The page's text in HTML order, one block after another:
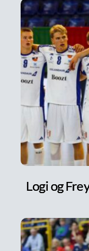
Logi og